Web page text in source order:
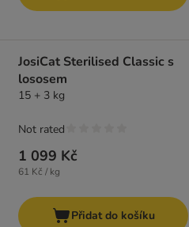
JosiCat Sterilised Classic s
lososem
15 + 3 kg
1 099 Kč
61 Kč / kg
Not rated
Přidat do košíku